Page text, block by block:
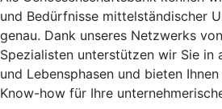
und Bedürfnisse mittelständischer
genau. Dank unseres Netzwerks
Spezialisten unterstützen wir Sie in
und Lebensphasen und bieten
Know-how für Ihre